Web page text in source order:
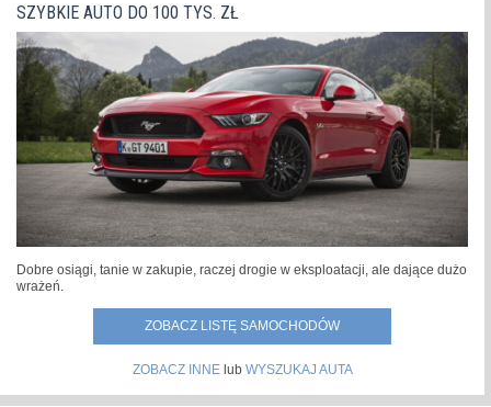
SZYBKIE AUTO DO 100 TYS. ZŁ
Dobre osiągi, tanie w zakupie, raczej drogie w eksploatacji, ale dające dużo
wrażeń.
ZOBACZ LISTĘ SAMOCHODÓW
ZOBACZ INNElub WYSZUKAJ AUTA